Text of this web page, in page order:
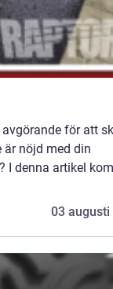
för att
är nöjd med din
I denna artikel
03 augusti